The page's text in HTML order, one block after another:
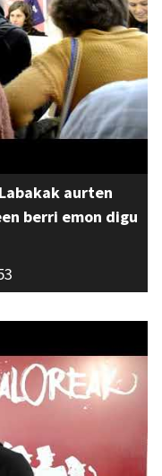
aurten
berri emon digu